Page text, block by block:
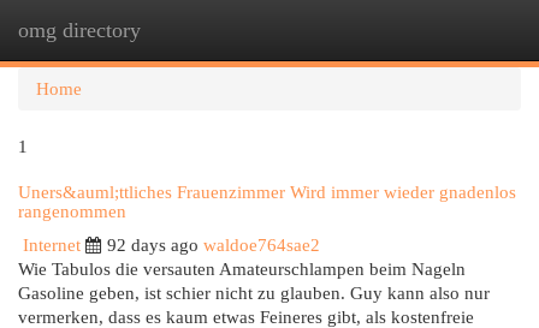
omg directory
Home
1
Uners&auml;ttliches Frauenzimmer Wird immer wieder gnadenlos
rangenommen
Internet
92 days ago waldoe764sae2
Wie Tabulos die versauten Amateurschlampen beim Nageln
Gasoline geben, ist schier nicht zu glauben. Guy kann also nur
vermerken, dass es kaum etwas Feineres gibt, als kostenfreie